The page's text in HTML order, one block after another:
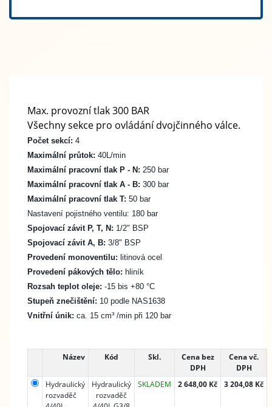
Max. provozní tlak 300 BAR
Všechny sekce pro ovládání dvojčinného válce.
Počet sekcí: 4
Maximální průtok: 40L/min
Maximální pracovní tlak P - N: 250 bar
Maximální pracovní tlak A - B: 300 bar
Maximální pracovní tlak T: 50 bar
Nastavení pojistného ventilu: 180 bar
Spojovací závit P, T, N: 1/2" BSP
Spojovací závit A, B: 3/8" BSP
Provedení monoventilu: litinová ocel
Provedení pákových tělo: hliník
Rozsah teplot oleje: -15 bis +80 °C
Stupeň znečištění: 10 podle NAS1638
Vnitřní únik: ca. 15 cm³ /min při 120 bar
Název Kód Skl.
Cena bez
DPH
Cena vč.
DPH
Hydraulický
rozvaděč
Hydraulický
rozvaděč
SKLADEM 2 648,00 Kč 3 204,08 Kč